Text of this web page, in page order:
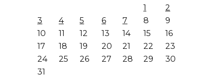
1
2
3
4 5 6 7 8
9
10
11 12 13 14 15
16
17
18 19 20 21 22
23
24
25 26 27 28 29
30
31